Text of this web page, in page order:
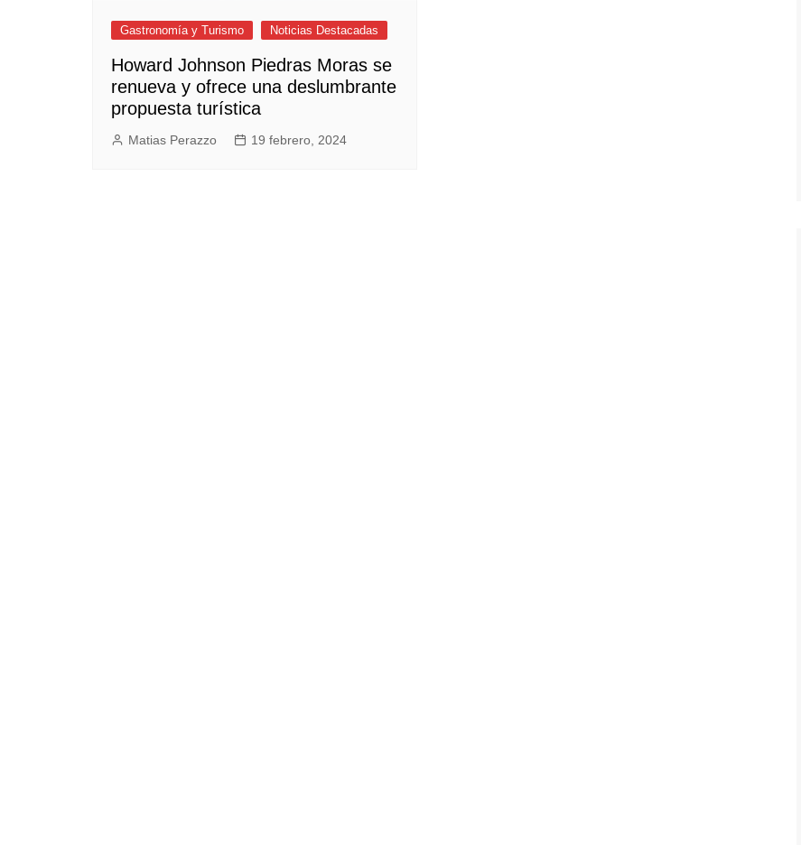
Gastronomía y Turismo Noticias Destacadas
Howard Johnson Piedras Moras se
renueva y ofrece una deslumbrante
propuesta turística
Matias Perazzo 19 febrero, 2024